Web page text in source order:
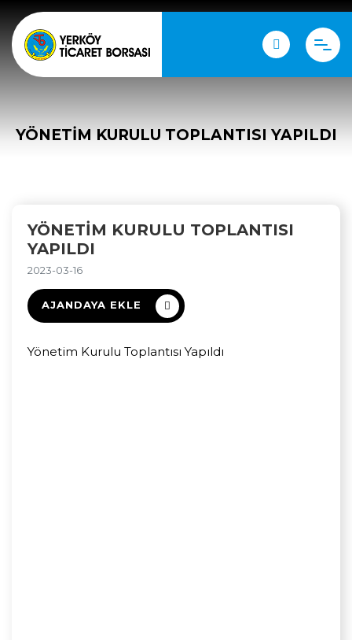
YÖNETIM KURULU TOPLANTISI YAPILDI
YÖNETIM KURULU TOPLANTISI
YAPILDI
2023-03-16
AJANDAYA EKLE
Yönetim Kurulu Toplantısı Yapıldı